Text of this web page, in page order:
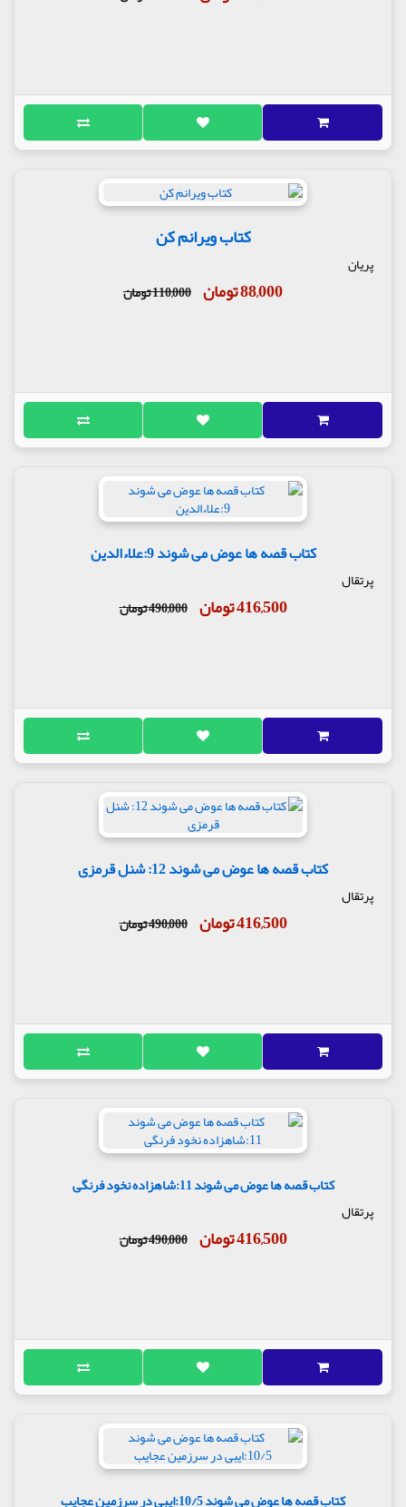
کتاب ویرانم کن
پریان
88,000 تومان 110,000 تومان
کتاب قصه ها عوض می شوند 9:علاءالدین
پرتقال
416,500 تومان 490,000 تومان
کتاب قصه ها عوض می شوند 12: شنل قرمزی
پرتقال
416,500 تومان 490,000 تومان
کتاب قصه ها عوض می شوند 11:شاهزاده نخود فرنگی
پرتقال
416,500 تومان 490,000 تومان
کتاب قصه ها عوض می شوند 10/5:ایبی در سرزمین عجایب